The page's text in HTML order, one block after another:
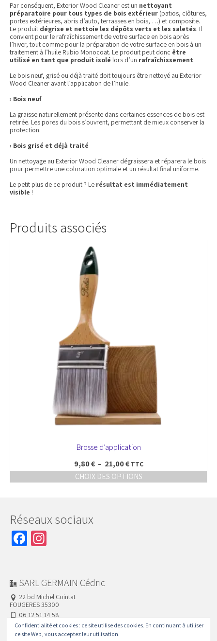
Par conséquent, Exterior Wood Cleaner est un nettoyant
préparatoire pour tous types de bois extérieur (patios, clôtures,
portes extérieures, abris d’auto, terrasses en bois, …) et composite.
Le produit dégrise et nettoie les dépôts verts et les saletés. Il
convient pour le rafraîchissement de votre surface en bois après
l’hiver, tout comme pour la préparation de votre surface en bois à un
traitement à l’huile Rubio Monocoat. Le produit peut donc être
utilisé en tant que produit isolé lors d’un rafraîchissement.
Le bois neuf, grisé ou déjà traité doit toujours être nettoyé au Exterior
Wood Cleaner avant l’application de l’huile.
› Bois neuf
La graisse naturellement présente dans certaines essences de bois est
retirée. Les pores du bois s’ouvrent, permettant de mieux conserver la
protection.
› Bois grisé et déjà traité
Un nettoyage au Exterior Wood Cleaner dégraissera et réparera le bois
pour permettre une coloration optimale et un résultat final uniforme.
Le petit plus de ce produit ? Le résultat est immédiatement
visible !
Produits associés
Brosse d’application
9,80€ – 21,00€Plage
de
prix :
TTC
CHOIX DES OPTIONS
Réseaux sociaux
Facebook
SARL GERMAIN Cédric
22 bd Michel Cointat
FOUGERES 35300
06 12 51 14 58
02 99 94 44 20
Confidentialité et cookies : ce site utilise des cookies. En continuant à utiliser
ce site Web, vous acceptez leur utilisation.